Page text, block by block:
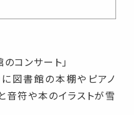
コンサート」
図書館の本棚やピアノ
音符や本のイラストが雪